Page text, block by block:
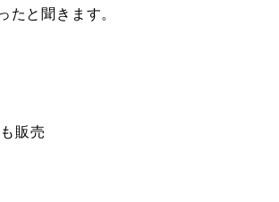
たと聞きます。
販売